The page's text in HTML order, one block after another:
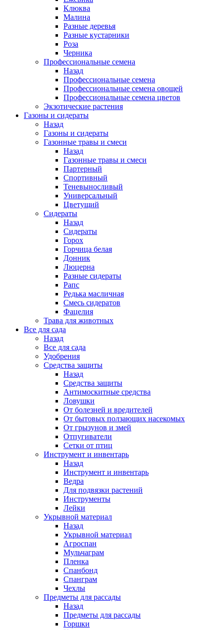
Клюква
Малина
Разные деревья
Разные кустарники
Роза
Черника
Профессиональные семена
Назад
Профессиональные семена
Профессиональные семена овощей
Профессиональные семена цветов
Экзотические растения
Газоны и сидераты
Назад
Газоны и сидераты
Газонные травы и смеси
Назад
Газонные травы и смеси
Партерный
Спортивный
Теневыносливый
Универсальный
Цветущий
Сидераты
Назад
Сидераты
Горох
Горчица белая
Донник
Люцерна
Разные сидераты
Рапс
Редька масличная
Смесь сидератов
Фацелия
Трава для животных
Все для сада
Назад
Все для сада
Удобрения
Средства защиты
Назад
Средства защиты
Антимоскитные средства
Ловушки
От болезней и вредителей
От бытовых ползающих насекомых
От грызунов и змей
Отпугиватели
Сетки от птиц
Инструмент и инвентарь
Назад
Инструмент и инвентарь
Ведра
Для подвязки растений
Инструменты
Лейки
Укрывной материал
Назад
Укрывной материал
Агроспан
Мульчаграм
Пленка
Спанбонд
Спанграм
Чехлы
Предметы для рассады
Назад
Предметы для рассады
Горшки